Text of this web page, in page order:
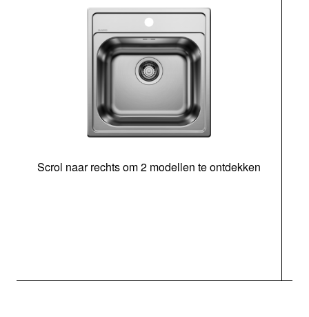
Scrol naar rechts om 2 modellen te ontdekken